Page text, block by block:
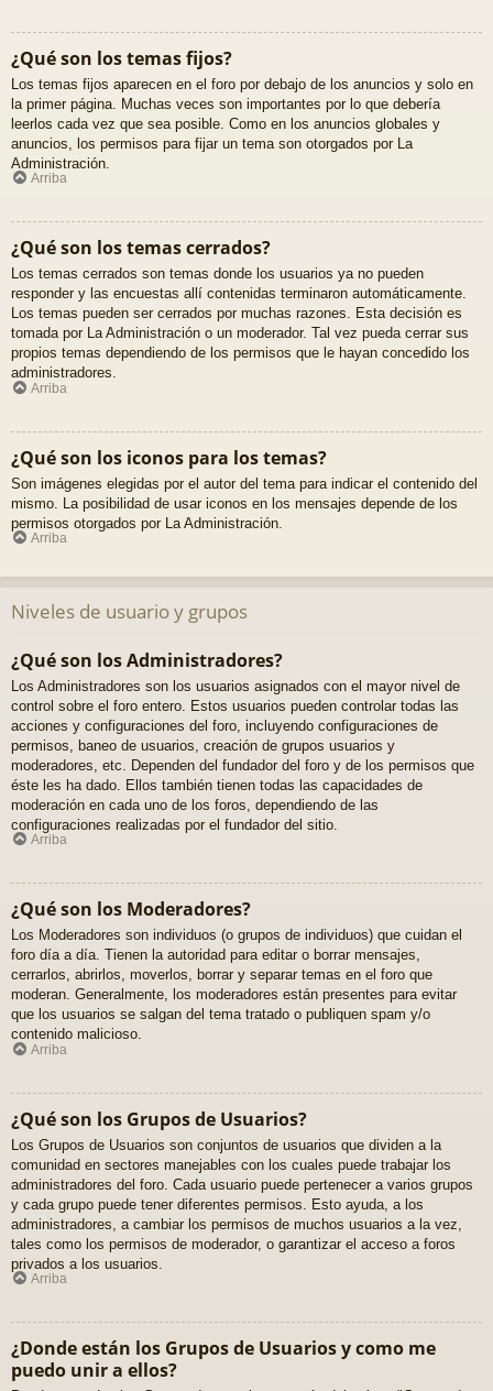
¿Qué son los temas fijos?
Los temas fijos aparecen en el foro por debajo de los anuncios y solo en
la primer página. Muchas veces son importantes por lo que debería
leerlos cada vez que sea posible. Como en los anuncios globales y
anuncios, los permisos para fijar un tema son otorgados por La
Administración.
Arriba
¿Qué son los temas cerrados?
Los temas cerrados son temas donde los usuarios ya no pueden
responder y las encuestas allí contenidas terminaron automáticamente.
Los temas pueden ser cerrados por muchas razones. Esta decisión es
tomada por La Administración o un moderador. Tal vez pueda cerrar sus
propios temas dependiendo de los permisos que le hayan concedido los
administradores.
Arriba
¿Qué son los iconos para los temas?
Son imágenes elegidas por el autor del tema para indicar el contenido del
mismo. La posibilidad de usar iconos en los mensajes depende de los
permisos otorgados por La Administración.
Arriba
Niveles de usuario y grupos
¿Qué son los Administradores?
Los Administradores son los usuarios asignados con el mayor nivel de
control sobre el foro entero. Estos usuarios pueden controlar todas las
acciones y configuraciones del foro, incluyendo configuraciones de
permisos, baneo de usuarios, creación de grupos usuarios y
moderadores, etc. Dependen del fundador del foro y de los permisos que
éste les ha dado. Ellos también tienen todas las capacidades de
moderación en cada uno de los foros, dependiendo de las
configuraciones realizadas por el fundador del sitio.
Arriba
¿Qué son los Moderadores?
Los Moderadores son individuos (o grupos de individuos) que cuidan el
foro día a día. Tienen la autoridad para editar o borrar mensajes,
cerrarlos, abrirlos, moverlos, borrar y separar temas en el foro que
moderan. Generalmente, los moderadores están presentes para evitar
que los usuarios se salgan del tema tratado o publiquen spam y/o
contenido malicioso.
Arriba
¿Qué son los Grupos de Usuarios?
Los Grupos de Usuarios son conjuntos de usuarios que dividen a la
comunidad en sectores manejables con los cuales puede trabajar los
administradores del foro. Cada usuario puede pertenecer a varios grupos
y cada grupo puede tener diferentes permisos. Esto ayuda, a los
administradores, a cambiar los permisos de muchos usuarios a la vez,
tales como los permisos de moderador, o garantizar el acceso a foros
privados a los usuarios.
Arriba
¿Donde están los Grupos de Usuarios y como me
puedo unir a ellos?